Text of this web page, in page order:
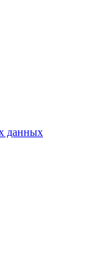
данных